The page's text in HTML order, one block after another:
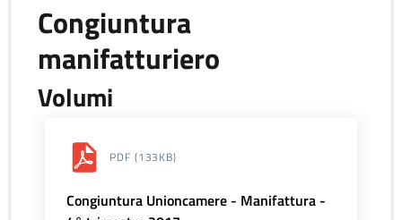
Congiuntura
manifatturiero
Volumi
PDF (133KB)
Congiuntura Unioncamere - Manifattura -